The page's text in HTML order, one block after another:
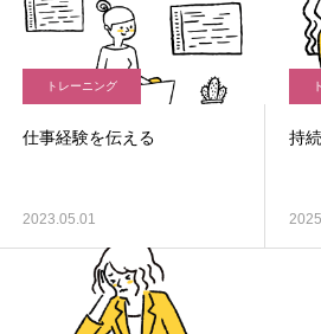
トレーニング
仕事経験を伝える
2023.05.01
持